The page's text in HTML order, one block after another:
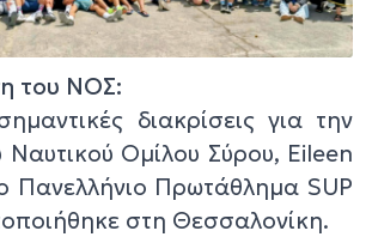
του ΝΟΣ:
διακρίσεις για την
Ναυτικού Ομίλου Σύρου, Eileen
Πανελλήνιο Πρωτάθλημα SUP
στη Θεσσαλονίκη.